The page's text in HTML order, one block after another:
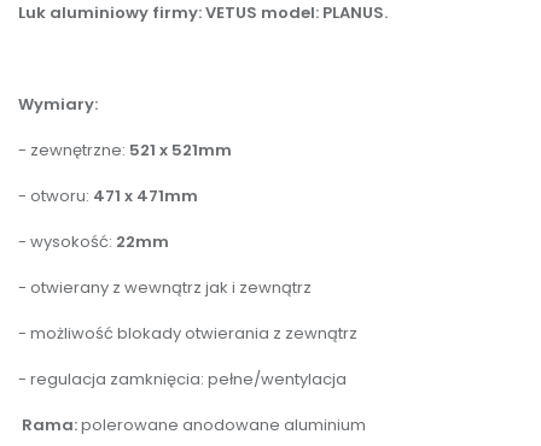
Luk aluminiowy firmy: VETUS model: PLANUS.
Wymiary:
- zewnętrzne: 521 x 521mm
- otworu: 471 x 471mm
- wysokość: 22mm
- otwierany z wewnątrz jak i zewnątrz
- możliwość blokady otwierania z zewnątrz
- regulacja zamknięcia: pełne/wentylacja
Rama:polerowane anodowane aluminium